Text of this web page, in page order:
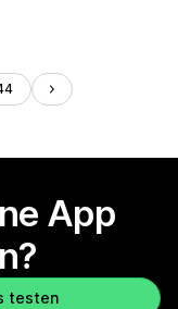
App
testen